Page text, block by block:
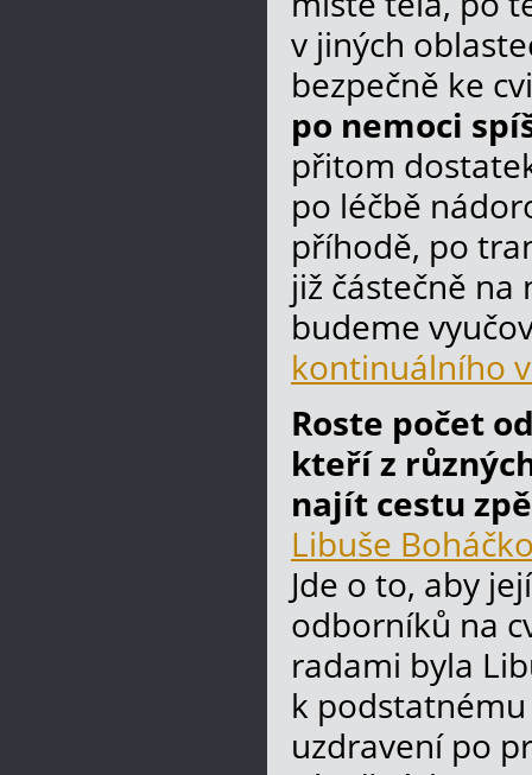
v jiných
bezpečně ke
po nemoci
přitom
po léčbě
příhodě, po
již částečně na
budeme
kontinuálního
Roste počet
kteří z
najít cestu
Libuše
Jde o to, aby
odborníků na
radami byla
k
uzdravení po